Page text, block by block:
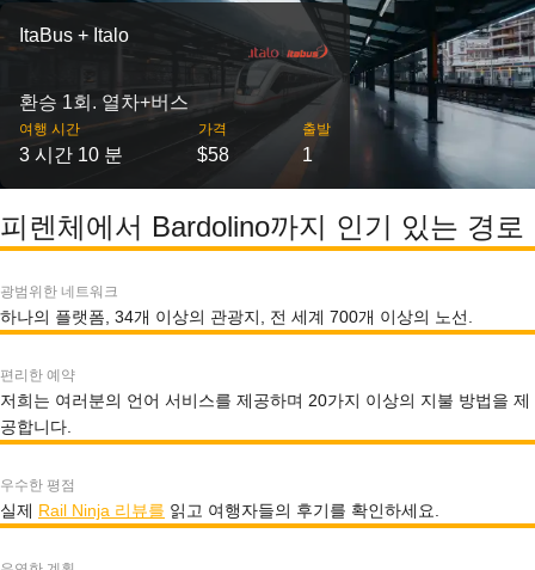
ItaBus + Italo
환승 1회. 열차+버스
여행 시간
3 시간 10 분
가격
$58
출발
1
피렌체에서 Bardolino까지 인기 있는 경로
광범위한 네트워크
하나의 플랫폼, 34개 이상의 관광지, 전 세계 700개 이상의 노선.
편리한 예약
저희는 여러분의 언어 서비스를 제공하며 20가지 이상의 지불 방법을 제
공합니다.
우수한 평점
실제 Rail Ninja 리뷰를 읽고 여행자들의 후기를 확인하세요.